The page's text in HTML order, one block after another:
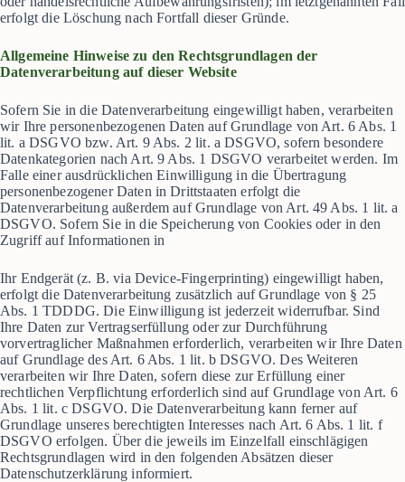
erfolgt die Löschung nach Fortfall dieser Gründe.
Allgemeine Hinweise zu den Rechtsgrundlagen der
Datenverarbeitung auf dieser Website
Sofern Sie in die Datenverarbeitung eingewilligt haben, verarbeiten
wir Ihre personenbezogenen Daten auf Grundlage von Art. 6 Abs. 1
lit. a DSGVO bzw. Art. 9 Abs. 2 lit. a DSGVO, sofern besondere
Datenkategorien nach Art. 9 Abs. 1 DSGVO verarbeitet werden. Im
Falle einer ausdrücklichen Einwilligung in die Übertragung
personenbezogener Daten in Drittstaaten erfolgt die
Datenverarbeitung außerdem auf Grundlage von Art. 49 Abs. 1 lit. a
DSGVO. Sofern Sie in die Speicherung von Cookies oder in den
Zugriff auf Informationen in
Ihr Endgerät (z. B. via Device-Fingerprinting) eingewilligt haben,
erfolgt die Datenverarbeitung zusätzlich auf Grundlage von § 25
Abs. 1 TDDDG. Die Einwilligung ist jederzeit widerrufbar. Sind
Ihre Daten zur Vertragserfüllung oder zur Durchführung
vorvertraglicher Maßnahmen erforderlich, verarbeiten wir Ihre Daten
auf Grundlage des Art. 6 Abs. 1 lit. b DSGVO. Des Weiteren
verarbeiten wir Ihre Daten, sofern diese zur Erfüllung einer
rechtlichen Verpflichtung erforderlich sind auf Grundlage von Art. 6
Abs. 1 lit. c DSGVO. Die Datenverarbeitung kann ferner auf
Grundlage unseres berechtigten Interesses nach Art. 6 Abs. 1 lit. f
DSGVO erfolgen. Über die jeweils im Einzelfall einschlägigen
Rechtsgrundlagen wird in den folgenden Absätzen dieser
Datenschutzerklärung informiert.